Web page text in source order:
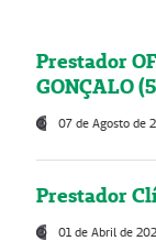
Prestador
GONÇALO
07 de Agosto de
Prestador
01 de Abril de